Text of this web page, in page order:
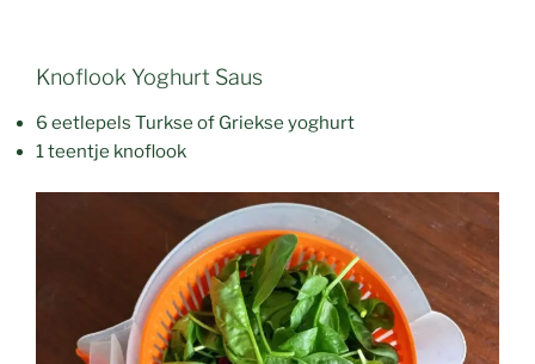
Knoflook Yoghurt Saus
6 eetlepels Turkse of Griekse yoghurt
1 teentje knoflook